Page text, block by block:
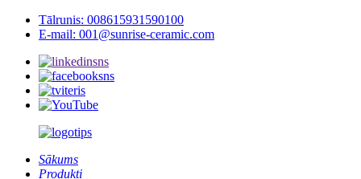
Tālrunis: 008615931590100
E-mail: 001@sunrise-ceramic.com
Sākums
Produkti